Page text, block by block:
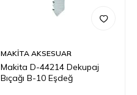
MAKİTA AKSESUAR
Makita D-44214 Dekupaj
Bıçağı B-10 Eşdeğ